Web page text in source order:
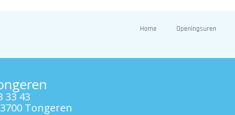
Home Openingsuren
33 43
Tongeren